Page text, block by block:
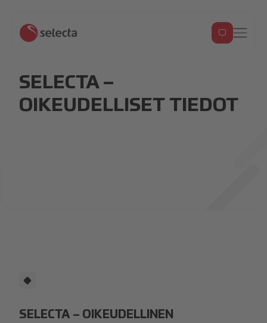
SELECTA –
OIKEUDELLISET TIEDOT
SELECTA – OIKEUDELLINEN